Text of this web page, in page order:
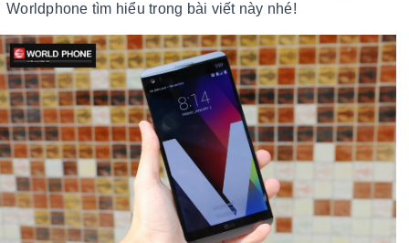
Worldphone tìm hiểu trong bài viết này nhé!